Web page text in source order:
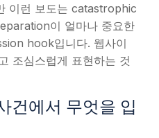
이런 보도는 catastrophic
이 얼마나 중요한
hook입니다. 웹사이
조심스럽게 표현하는 것
건에서 무엇을 입